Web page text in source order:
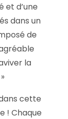
et d’une
dans un
de
la
cette
! Chaque